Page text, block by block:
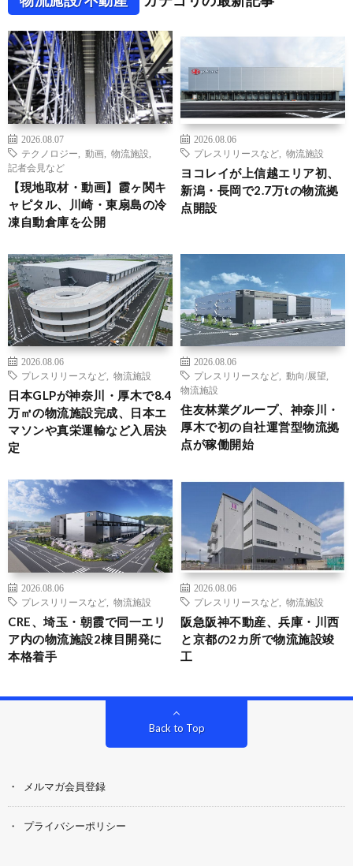
2026.08.07
テクノロジー
動画 物流施設
記者会見など
【現地取材・動画】霞ヶ関キ
ャピタル、川崎・東扇島の冷
凍自動倉庫を公開
2026.08.06
プレスリリースなど
物流施設
ヨコレイが上信越エリア初、
新潟・長岡で2.7万tの物流拠
点開設
2026.08.06
プレスリリースなど
物流施設
日本GLPが神奈川・厚木で8.4
万㎡の物流施設完成、日本エ
マソンや真栄運輸など入居決
定
2026.08.06
プレスリリースなど
動向/展望
物流施設
住友林業グループ、神奈川・
厚木で初の自社運営型物流拠
点が稼働開始
2026.08.06
プレスリリースなど
物流施設
CRE、埼玉・朝霞で同一エリ
ア内の物流施設2棟目開発に
本格着手
2026.08.06
プレスリリースなど
物流施設
阪急阪神不動産、兵庫・川西
と京都の2カ所で物流施設竣
工
Back to Top
メルマガ会員登録
プライバシーポリシー